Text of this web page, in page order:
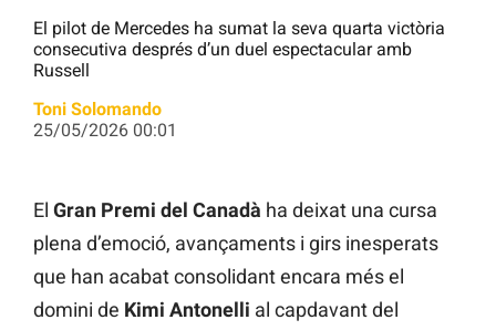
El pilot de Mercedes ha sumat la seva quarta victòria
consecutiva després d’un duel espectacular amb
Russell
Toni Solomando
25/05/2026 00:01
El Gran Premi del Canadà ha deixat una cursa
plena d’emoció, avançaments i girs inesperats
que han acabat consolidant encara més el
domini de Kimi Antonelli al capdavant del